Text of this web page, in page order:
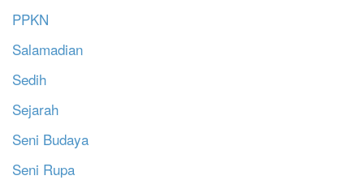
PPKN
Salamadian
Sedih
Sejarah
Seni Budaya
Seni Rupa